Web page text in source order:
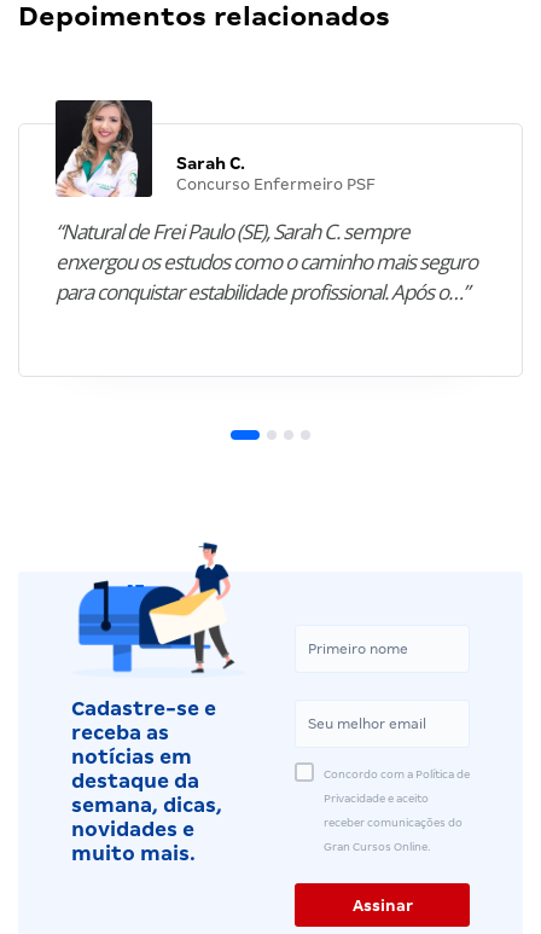
Depoimentos relacionados
Sarah C.
Concurso Enfermeiro PSF
“Natural de Frei Paulo (SE), Sarah C. sempre
enxergou os estudos como o caminho mais seguro
para conquistar estabilidade profissional. Após o…”
Cadastre-se e
receba as
notícias em
destaque da
semana, dicas,
novidades e
muito mais.
Concordo com a Política de
Privacidade e aceito
receber comunicações do
Gran Cursos Online.